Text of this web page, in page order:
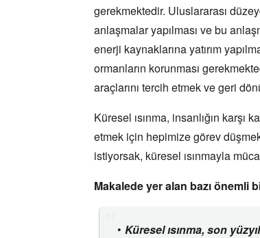
gerekmektedir. Uluslararası
anlaşmalar yapılması ve bu
enerji kaynaklarına yatırım
ormanların korunması
araçlarını tercih etmek ve geri
Küresel ısınma, insanlığın karşı
etmek için hepimize görev
istiyorsak, küresel ısınmayla
Makalede yer alan bazı önemli
Küresel ısınma, son